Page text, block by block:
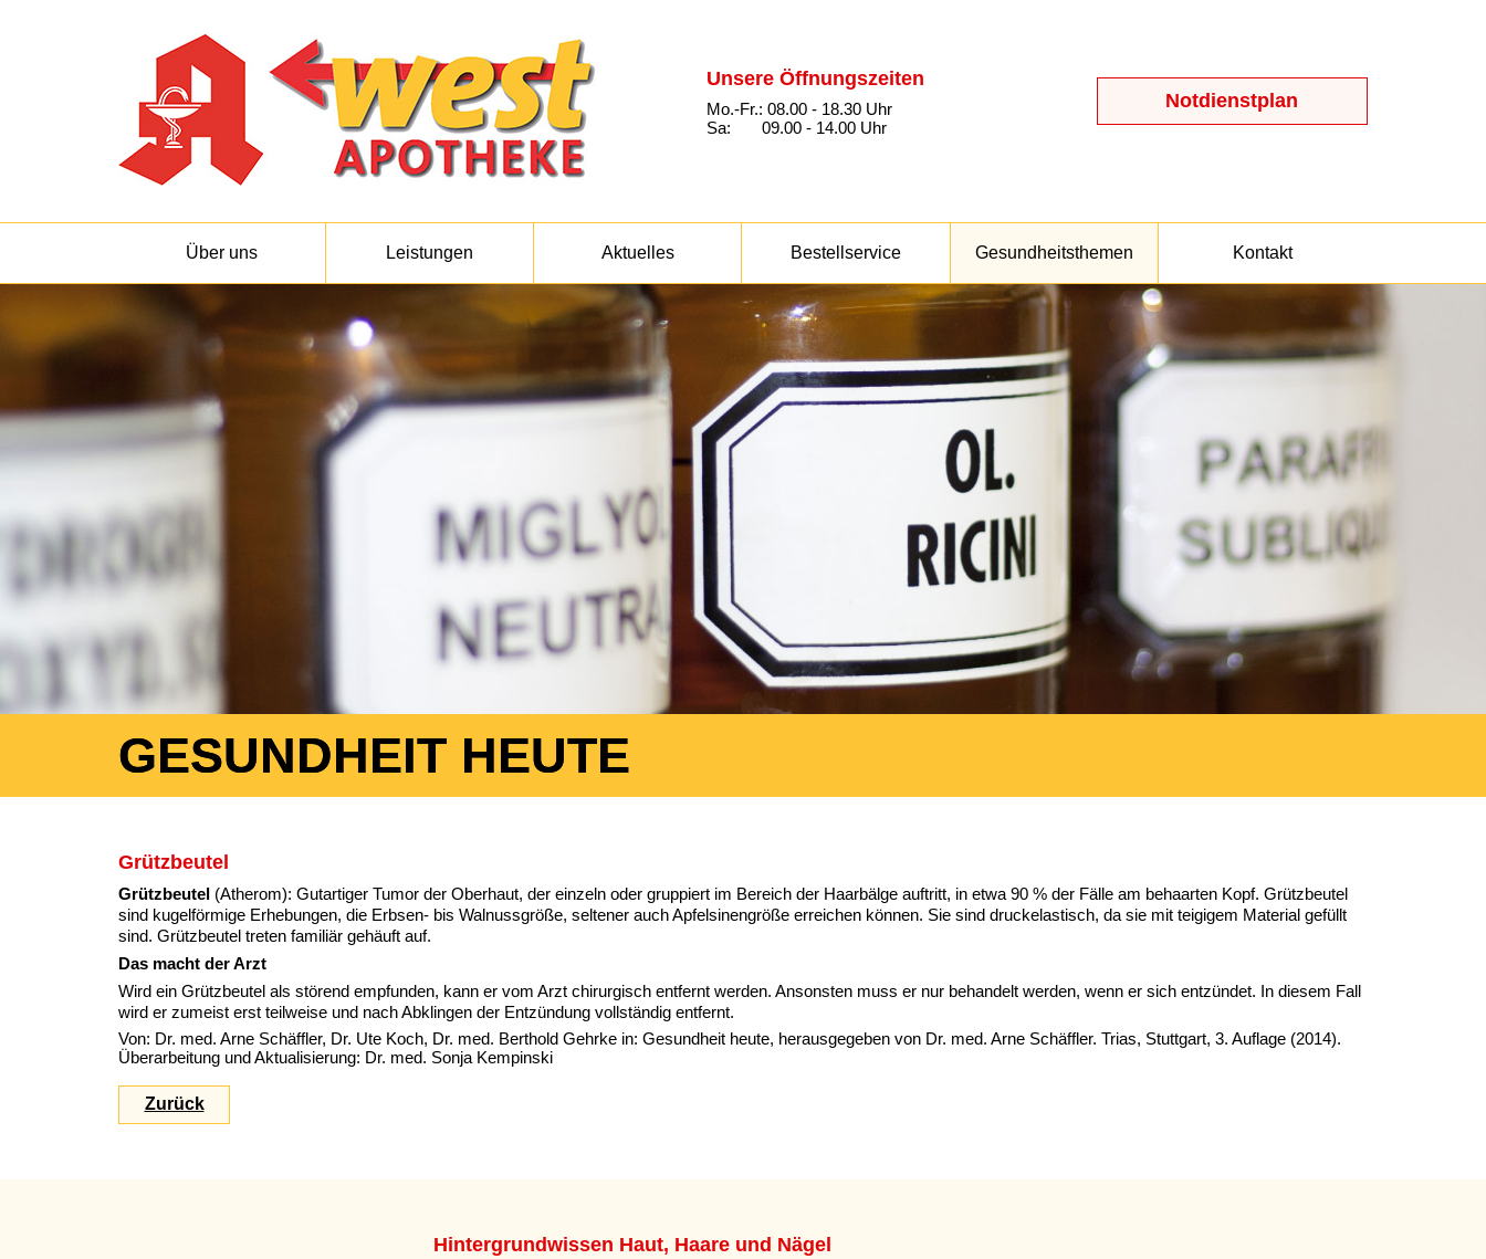
Unsere Öffnungszeiten
Mo.-Fr.: 08.00 - 18.30 Uhr
Sa: 09.00 - 14.00 Uhr
Notdienstplan
Über uns Leistungen Aktuelles Bestellservice Gesundheitsthemen Kontakt
GESUNDHEIT HEUTE
Grützbeutel
Grützbeutel (Atherom): Gutartiger Tumor der Oberhaut, der einzeln oder gruppiert im Bereich der Haarbälge auftritt, in etwa 90 % der Fälle am behaarten Kopf. Grützbeutel
sind kugelförmige Erhebungen, die Erbsen- bis Walnussgröße, seltener auch Apfelsinengröße erreichen können. Sie sind druckelastisch, da sie mit teigigem Material gefüllt
sind. Grützbeutel treten familiär gehäuft auf.
Das macht der Arzt
Wird ein Grützbeutel als störend empfunden, kann er vom Arzt chirurgisch entfernt werden. Ansonsten muss er nur behandelt werden, wenn er sich entzündet. In diesem Fall
wird er zumeist erst teilweise und nach Abklingen der Entzündung vollständig entfernt.
Von: Dr. med. Arne Schäffler, Dr. Ute Koch, Dr. med. Berthold Gehrke in: Gesundheit heute, herausgegeben von Dr. med. Arne Schäffler. Trias, Stuttgart, 3. Auflage (2014).
Überarbeitung und Aktualisierung: Dr. med. Sonja Kempinski
Zurück
Hintergrundwissen Haut, Haare und Nägel